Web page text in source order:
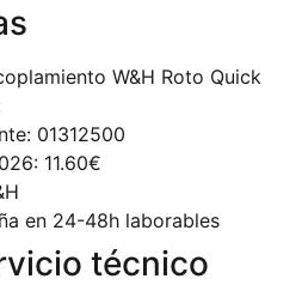
W&H Roto Quick
01312500
11.60€
en 24-48h laborables
técnico